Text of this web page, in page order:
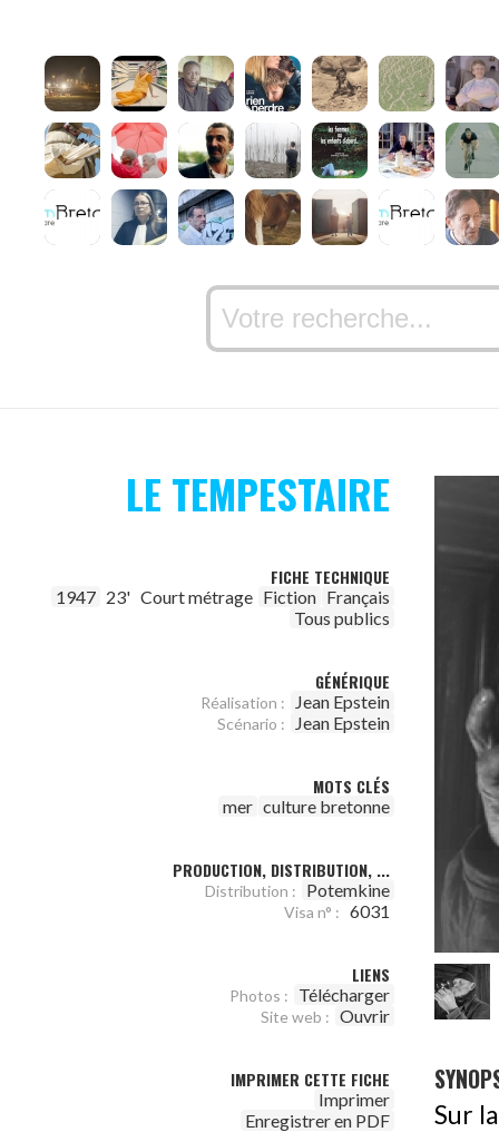
LE TEMPESTAIRE
FICHE TECHNIQUE
1947 23' Court métrage Fiction Français
Tous publics
GÉNÉRIQUE
Réalisation : Jean Epstein
Scénario : Jean Epstein
MOTS CLÉS
mer culture bretonne
PRODUCTION, DISTRIBUTION, ...
Distribution : Potemkine
Visa n° : 6031
LIENS
Photos : Télécharger
Site web : Ouvrir
IMPRIMER CETTE FICHE
Imprimer
Enregistrer en PDF
Sur